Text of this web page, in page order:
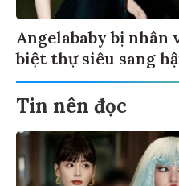
Angelababy bị nhân
biệt thự siêu sang
Tin nên đọc